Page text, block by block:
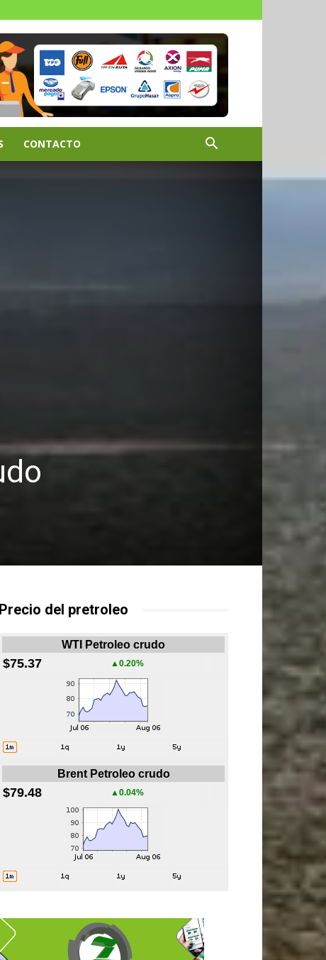
CONTACTO
Precio del pretroleo
WTI Petroleo crudo
$75.37 ▲0.20%
Brent Petroleo crudo
$79.48 ▲0.04%